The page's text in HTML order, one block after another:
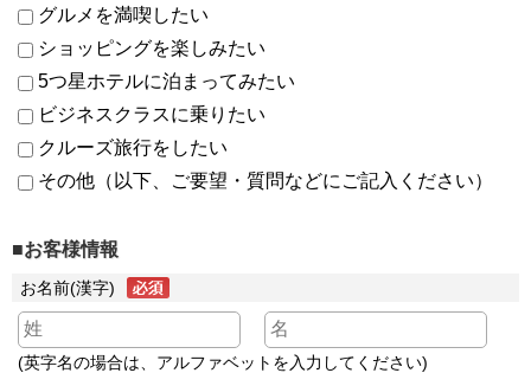
グルメを満喫したい
ショッピングを楽しみたい
5つ星ホテルに泊まってみたい
ビジネスクラスに乗りたい
クルーズ旅行をしたい
その他（以下、ご要望・質問などにご記入ください）
■お客様情報
お名前(漢字)
(英字名の場合は、アルファベットを入力してください)